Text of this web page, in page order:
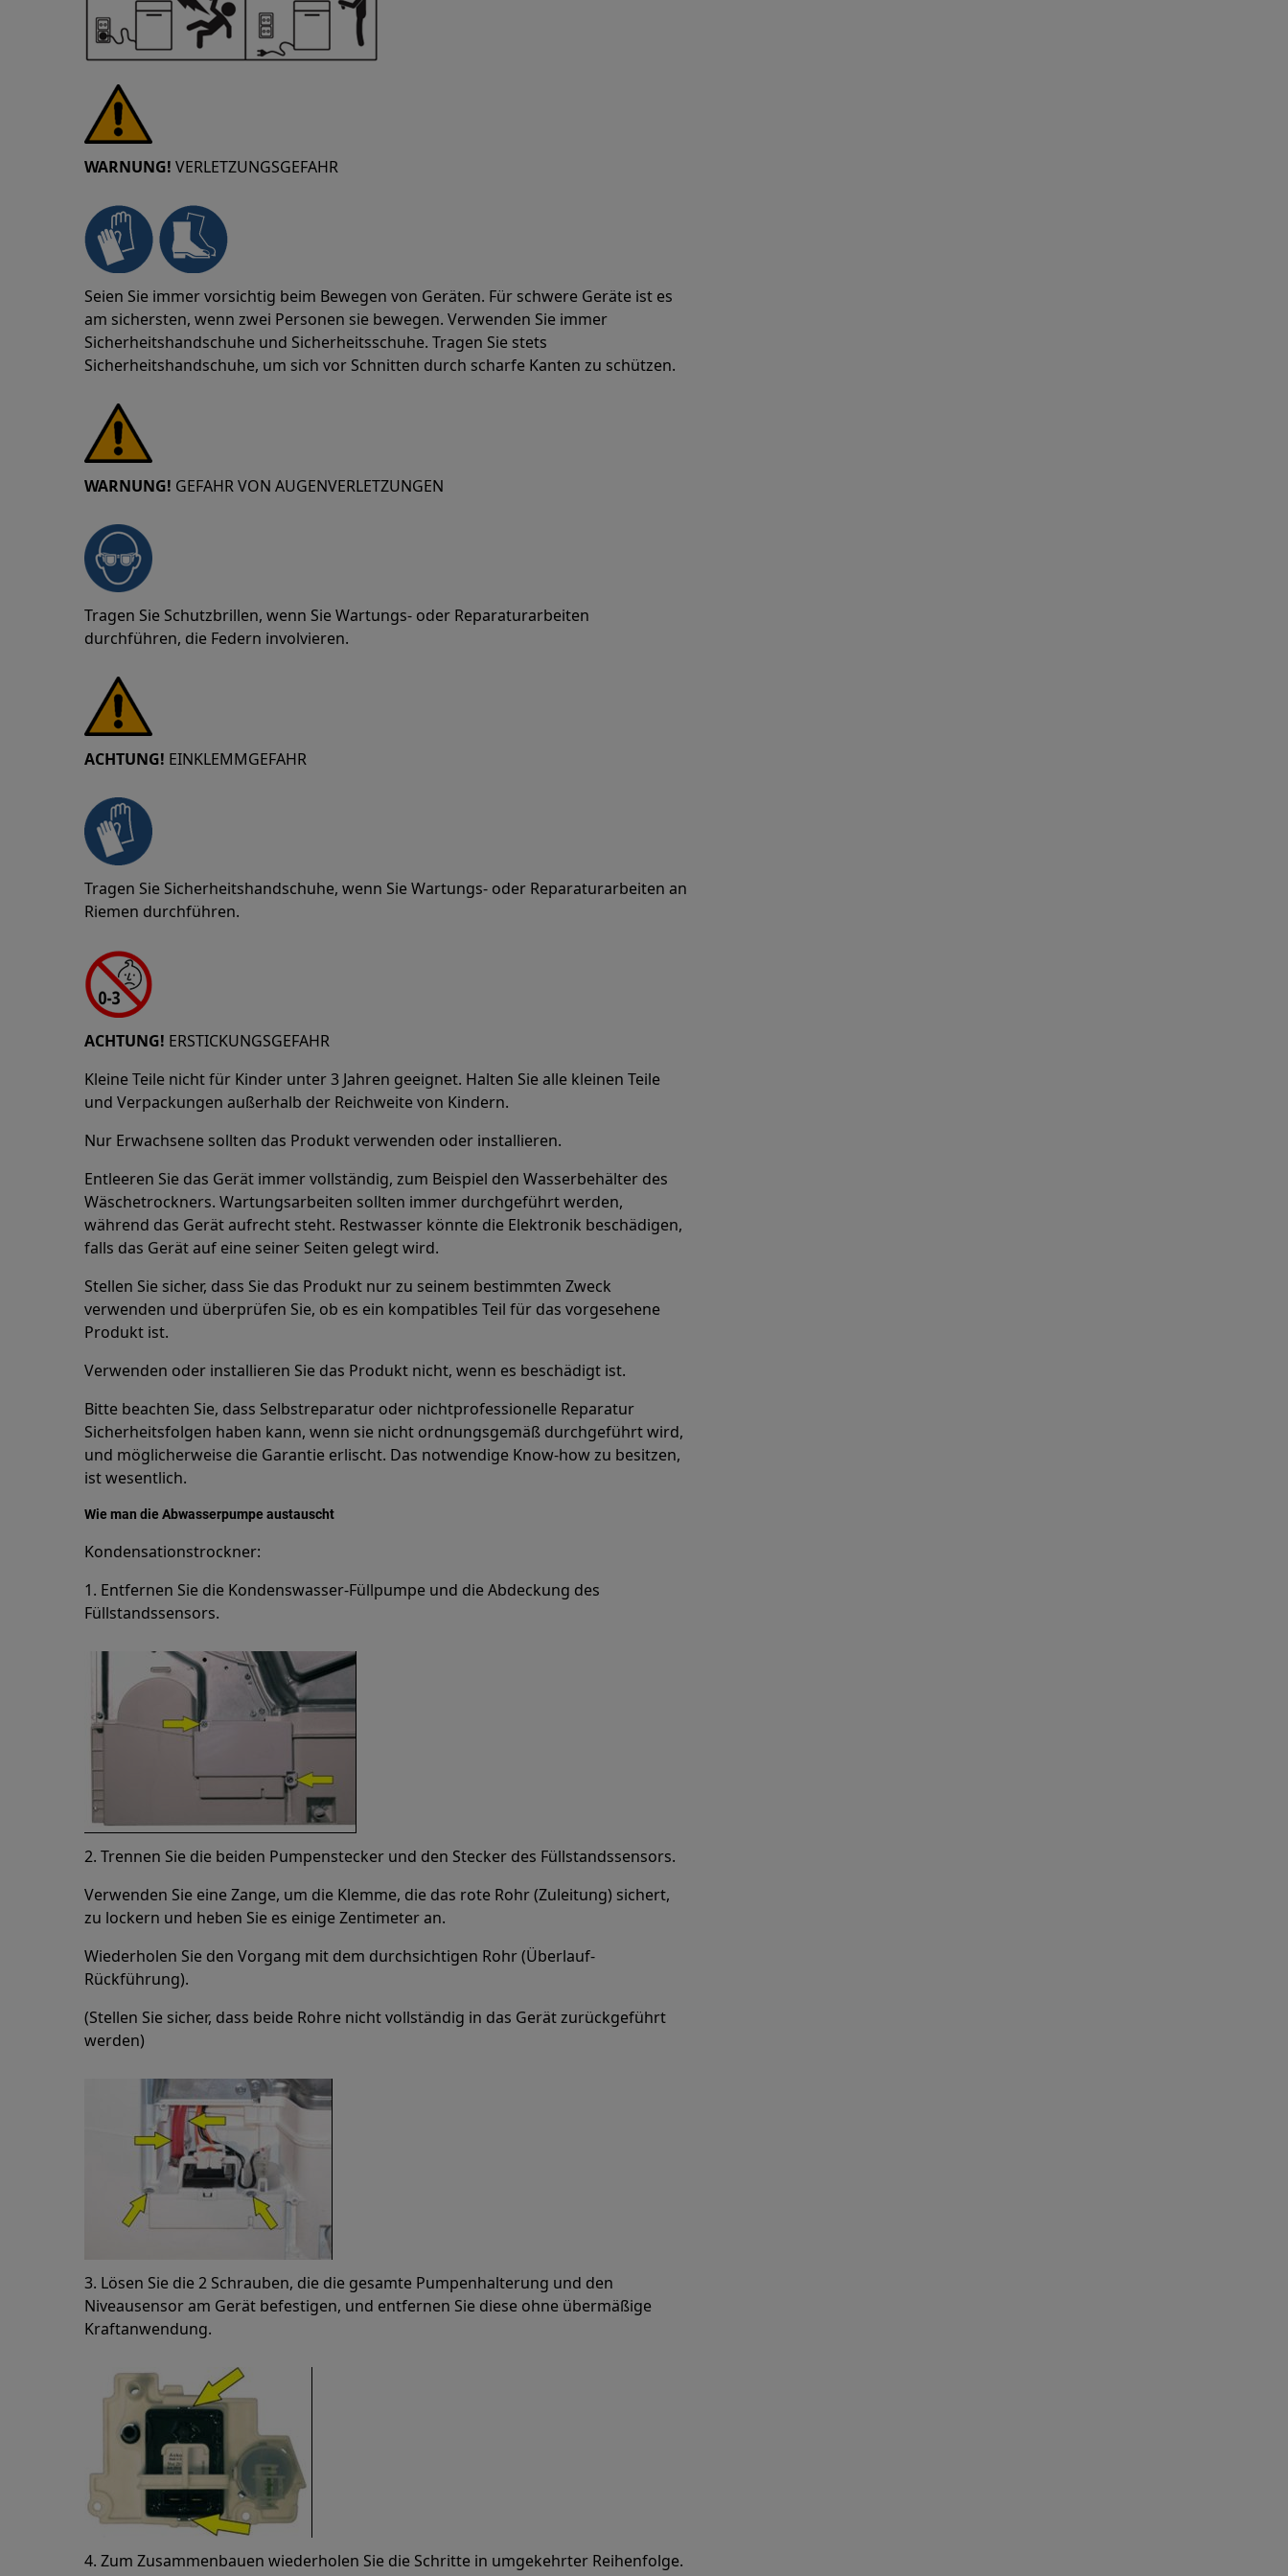
WARNUNG! VERLETZUNGSGEFAHR
Seien Sie immer vorsichtig beim Bewegen von Geräten. Für schwere Geräte ist es
am sichersten, wenn zwei Personen sie bewegen. Verwenden Sie immer
Sicherheitshandschuhe und Sicherheitsschuhe. Tragen Sie stets
Sicherheitshandschuhe, um sich vor Schnitten durch scharfe Kanten zu schützen.
WARNUNG! GEFAHR VON AUGENVERLETZUNGEN
Tragen Sie Schutzbrillen, wenn Sie Wartungs- oder Reparaturarbeiten
durchführen, die Federn involvieren.
ACHTUNG! EINKLEMMGEFAHR
Tragen Sie Sicherheitshandschuhe, wenn Sie Wartungs- oder Reparaturarbeiten an
Riemen durchführen.
ACHTUNG! ERSTICKUNGSGEFAHR
Kleine Teile nicht für Kinder unter 3 Jahren geeignet. Halten Sie alle kleinen Teile
und Verpackungen außerhalb der Reichweite von Kindern.
Nur Erwachsene sollten das Produkt verwenden oder installieren.
Entleeren Sie das Gerät immer vollständig, zum Beispiel den Wasserbehälter des
Wäschetrockners. Wartungsarbeiten sollten immer durchgeführt werden,
während das Gerät aufrecht steht. Restwasser könnte die Elektronik beschädigen,
falls das Gerät auf eine seiner Seiten gelegt wird.
Stellen Sie sicher, dass Sie das Produkt nur zu seinem bestimmten Zweck
verwenden und überprüfen Sie, ob es ein kompatibles Teil für das vorgesehene
Produkt ist.
Verwenden oder installieren Sie das Produkt nicht, wenn es beschädigt ist.
Bitte beachten Sie, dass Selbstreparatur oder nichtprofessionelle Reparatur
Sicherheitsfolgen haben kann, wenn sie nicht ordnungsgemäß durchgeführt wird,
und möglicherweise die Garantie erlischt. Das notwendige Know-how zu besitzen,
ist wesentlich.
Wie man die Abwasserpumpe austauscht
Kondensationstrockner:
1. Entfernen Sie die Kondenswasser-Füllpumpe und die Abdeckung des
Füllstandssensors.
2. Trennen Sie die beiden Pumpenstecker und den Stecker des Füllstandssensors.
Verwenden Sie eine Zange, um die Klemme, die das rote Rohr (Zuleitung) sichert,
zu lockern und heben Sie es einige Zentimeter an.
Wiederholen Sie den Vorgang mit dem durchsichtigen Rohr (Überlauf-
Rückführung).
(Stellen Sie sicher, dass beide Rohre nicht vollständig in das Gerät zurückgeführt
werden)
3. Lösen Sie die 2 Schrauben, die die gesamte Pumpenhalterung und den
Niveausensor am Gerät befestigen, und entfernen Sie diese ohne übermäßige
Kraftanwendung.
4. Zum Zusammenbauen wiederholen Sie die Schritte in umgekehrter Reihenfolge.